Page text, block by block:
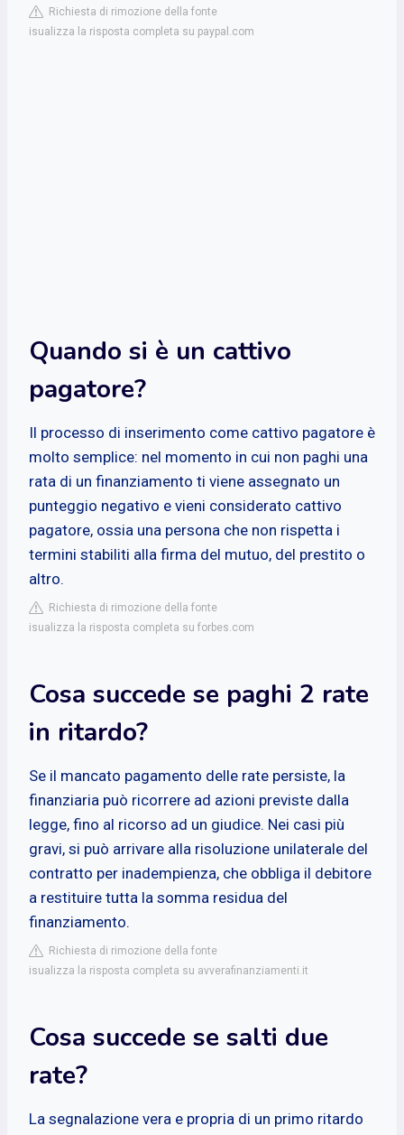
Richiesta di rimozione della fonte
isualizza la risposta completa su paypal.com
Quando si è un cattivo
pagatore?
Il processo di inserimento come cattivo pagatore è
molto semplice: nel momento in cui non paghi una
rata di un finanziamento ti viene assegnato un
punteggio negativo e vieni considerato cattivo
pagatore, ossia una persona che non rispetta i
termini stabiliti alla firma del mutuo, del prestito o
altro.
Richiesta di rimozione della fonte
isualizza la risposta completa su forbes.com
Cosa succede se paghi 2 rate
in ritardo?
Se il mancato pagamento delle rate persiste, la
finanziaria può ricorrere ad azioni previste dalla
legge, fino al ricorso ad un giudice. Nei casi più
gravi, si può arrivare alla risoluzione unilaterale del
contratto per inadempienza, che obbliga il debitore
a restituire tutta la somma residua del
finanziamento.
Richiesta di rimozione della fonte
isualizza la risposta completa su avverafinanziamenti.it
Cosa succede se salti due
rate?
La segnalazione vera e propria di un primo ritardo